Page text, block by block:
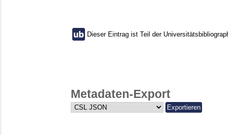
Dieser Eintrag ist Teil der
Metadaten-Export